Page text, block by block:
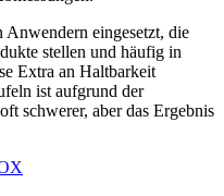
eingesetzt, die
stellen und häufig in
Extra an Haltbarkeit
ist aufgrund der
schwerer, aber das Ergebnis